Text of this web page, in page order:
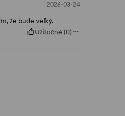
2026-03-24
že bude veľký.
Užitočné (0)